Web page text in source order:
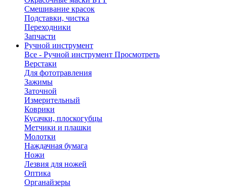
Смешивание красок
Подставки, чистка
Переходники
Запчасти
Ручной инструмент
Все - Ручной инструмент Просмотреть
Верстаки
Для фототравления
Зажимы
Заточной
Измерительный
Коврики
Кусачки, плоскогубцы
Метчики и плашки
Молотки
Наждачная бумага
Ножи
Лезвия для ножей
Оптика
Органайзеры